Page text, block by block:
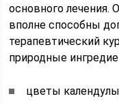
основного лечения.
вполне способны
терапевтический
природные
цветы